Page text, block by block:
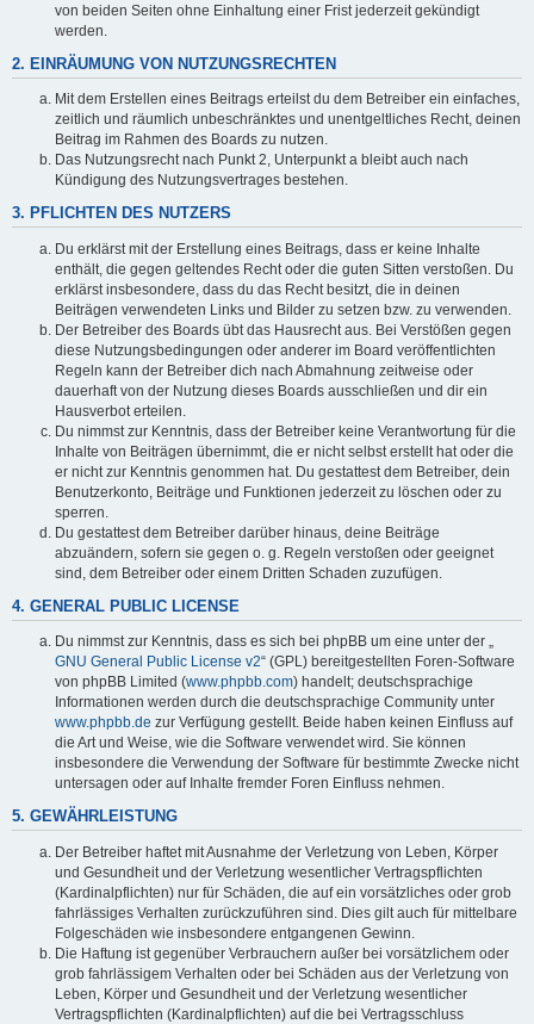
von beiden Seiten ohne Einhaltung einer Frist jederzeit gekündigt
werden.
2. EINRÄUMUNG VON NUTZUNGSRECHTEN
Mit dem Erstellen eines Beitrags erteilst du dem Betreiber ein einfaches,
zeitlich und räumlich unbeschränktes und unentgeltliches Recht, deinen
Beitrag im Rahmen des Boards zu nutzen.
Das Nutzungsrecht nach Punkt 2, Unterpunkt a bleibt auch nach
Kündigung des Nutzungsvertrages bestehen.
3. PFLICHTEN DES NUTZERS
Du erklärst mit der Erstellung eines Beitrags, dass er keine Inhalte
enthält, die gegen geltendes Recht oder die guten Sitten verstoßen. Du
erklärst insbesondere, dass du das Recht besitzt, die in deinen
Beiträgen verwendeten Links und Bilder zu setzen bzw. zu verwenden.
Der Betreiber des Boards übt das Hausrecht aus. Bei Verstößen gegen
diese Nutzungsbedingungen oder anderer im Board veröffentlichten
Regeln kann der Betreiber dich nach Abmahnung zeitweise oder
dauerhaft von der Nutzung dieses Boards ausschließen und dir ein
Hausverbot erteilen.
Du nimmst zur Kenntnis, dass der Betreiber keine Verantwortung für die
Inhalte von Beiträgen übernimmt, die er nicht selbst erstellt hat oder die
er nicht zur Kenntnis genommen hat. Du gestattest dem Betreiber, dein
Benutzerkonto, Beiträge und Funktionen jederzeit zu löschen oder zu
sperren.
Du gestattest dem Betreiber darüber hinaus, deine Beiträge
abzuändern, sofern sie gegen o. g. Regeln verstoßen oder geeignet
sind, dem Betreiber oder einem Dritten Schaden zuzufügen.
4. GENERAL PUBLIC LICENSE
Du nimmst zur Kenntnis, dass es sich bei phpBB um eine unter der „
GNU General Public License v2“ (GPL) bereitgestellten Foren-Software
von phpBB Limited (www.phpbb.com) handelt; deutschsprachige
Informationen werden durch die deutschsprachige Community unter
www.phpbb.de zur Verfügung gestellt. Beide haben keinen Einfluss auf
die Art und Weise, wie die Software verwendet wird. Sie können
insbesondere die Verwendung der Software für bestimmte Zwecke nicht
untersagen oder auf Inhalte fremder Foren Einfluss nehmen.
5. GEWÄHRLEISTUNG
Der Betreiber haftet mit Ausnahme der Verletzung von Leben, Körper
und Gesundheit und der Verletzung wesentlicher Vertragspflichten
(Kardinalpflichten) nur für Schäden, die auf ein vorsätzliches oder grob
fahrlässiges Verhalten zurückzuführen sind. Dies gilt auch für mittelbare
Folgeschäden wie insbesondere entgangenen Gewinn.
Die Haftung ist gegenüber Verbrauchern außer bei vorsätzlichem oder
grob fahrlässigem Verhalten oder bei Schäden aus der Verletzung von
Leben, Körper und Gesundheit und der Verletzung wesentlicher
Vertragspflichten (Kardinalpflichten) auf die bei Vertragsschluss